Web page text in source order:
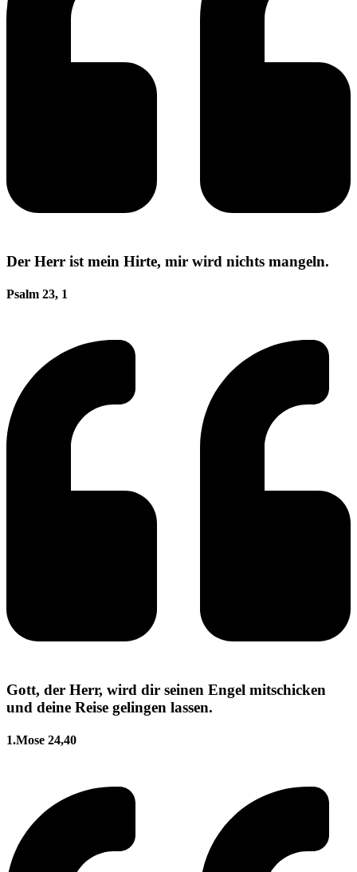
Der Herr ist mein Hirte, mir wird nichts mangeln.
Psalm 23, 1
Gott, der Herr, wird dir seinen Engel mitschicken
und deine Reise gelingen lassen.
1.Mose 24,40